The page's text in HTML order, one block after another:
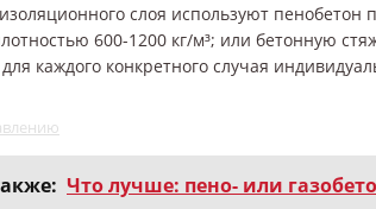
слоя используют пенобетон
600-1200 кг/м³; или бетонную
каждого конкретного случая
Что лучше: пено- или